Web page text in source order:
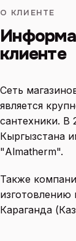
О КЛИЕНТЕ
клиенте
Сеть
является
сантехники. В
Кыргызстана
"Almatherm".
Также
изготовлению
Караганда